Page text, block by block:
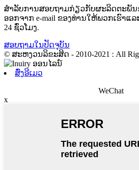
ສໍາລັບການສອບຖາມກ່ຽວກັບຜະລິດຕະພັນ
ອອກຈາກ e-mail ຂອງທ່ານໃຫ້ພວກເຮົາແ
24 ຊົ່ວໂມງ.
ສອບ​ຖາມ​ໃນ​ປັດ​ຈຸ​ບັນ​
© ສະຫງວນລິຂະສິດ - 2010-2021 : All
ສົ່ງອີເມວ
WeChat
x